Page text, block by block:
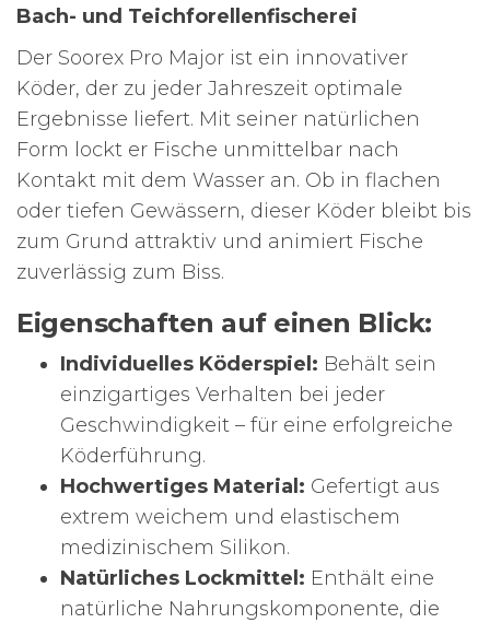
Bach- und Teichforellenfischerei
Der Soorex Pro Major ist ein innovativer
Köder, der zu jeder Jahreszeit optimale
Ergebnisse liefert. Mit seiner natürlichen
Form lockt er Fische unmittelbar nach
Kontakt mit dem Wasser an. Ob in flachen
oder tiefen Gewässern, dieser Köder bleibt bis
zum Grund attraktiv und animiert Fische
zuverlässig zum Biss.
Eigenschaften auf einen Blick:
Individuelles Köderspiel: Behält sein
einzigartiges Verhalten bei jeder
Geschwindigkeit – für eine erfolgreiche
Köderführung.
Hochwertiges Material: Gefertigt aus
extrem weichem und elastischem
medizinischem Silikon.
Natürliches Lockmittel: Enthält eine
natürliche Nahrungskomponente, die